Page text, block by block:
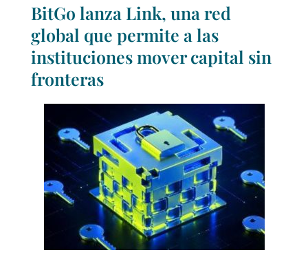
BitGo lanza Link, una red
global que permite a las
instituciones mover capital sin
fronteras